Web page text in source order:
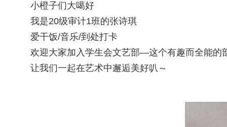
小橙子们大噶好
我是20级审计1班的张诗琪
爱干饭/音乐/到处打卡
欢迎大家加入学生会文艺部—这个有趣而全能的
让我们一起在艺术中邂逅美好叭～